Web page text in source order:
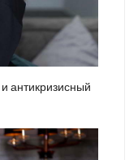
антикризисный